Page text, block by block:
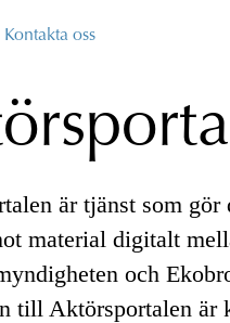
Kontakta oss
är tjänst som
material digitalt
och
till Aktörsportalen är